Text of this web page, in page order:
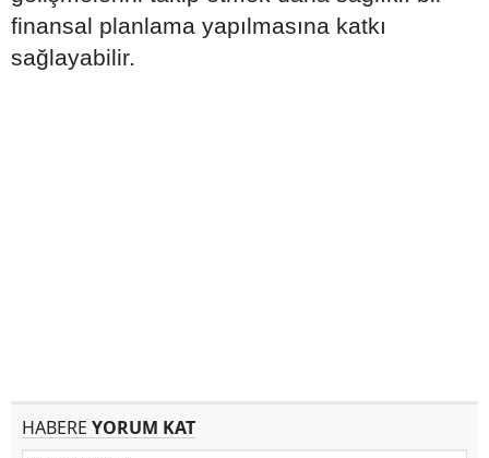
finansal planlama yapılmasına katkı
sağlayabilir.
HABERE YORUM KAT